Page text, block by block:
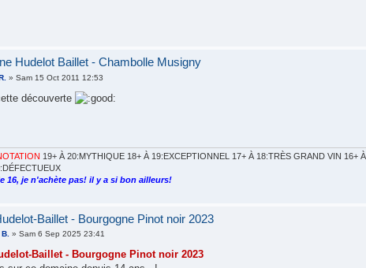
Hudelot Baillet - Chambolle Musigny
» Sam 15 Oct 2011 12:53
découverte
19+ À 20:MYTHIQUE 18+ À 19:EXCEPTIONNEL 17+ À 18:TRÈS GRAND VIN
16, je n'achète pas! il y a si bon ailleurs!
Baillet - Bourgogne Pinot noir 2023
» Sam 6 Sep 2025 23:41
Baillet - Bourgogne Pinot noir 2023